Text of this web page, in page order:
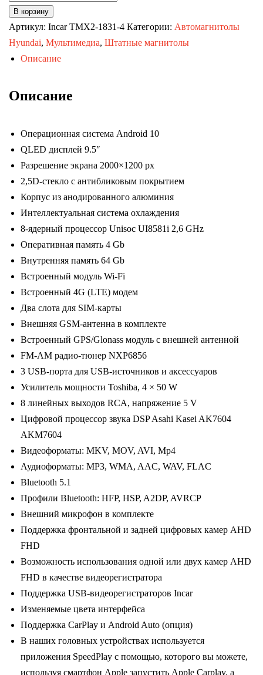
товара
Автомагнитола
KIA
Carens
(MAXIMUM
1831-
4)
Android
10/2000*1200,
BT,
wi-
fi,
4G
LTE,
DSP,
4-
64Gb,
9.5"
В корзину
Артикул: Incar TMX2-1831-4 Категории: Автомагнитолы
Hyundai, Мультимедиа, Штатные магнитолы
Описание
Описание
Операционная система Android 10
QLED дисплей 9.5″
Разрешение экрана 2000×1200 px
2,5D-стекло с антибликовым покрытием
Корпус из анодированного алюминия
Интеллектуальная система охлаждения
8-ядерный процессор Unisoc UI8581i 2,6 GHz
Оперативная память 4 Gb
Внутренняя память 64 Gb
Встроенный модуль Wi-Fi
Встроенный 4G (LTE) модем
Два слота для SIM-карты
Внешняя GSM-антенна в комплекте
Встроенный GPS/Glonass модуль с внешней антенной
FM-AM радио-тюнер NXP6856
3 USB-порта для USB-источников и аксессуаров
Усилитель мощности Toshiba, 4 × 50 W
8 линейных выходов RCA, напряжение 5 V
Цифровой процессор звука DSP Asahi Kasei AK7604
AKM7604
Видеоформаты: MKV, MOV, AVI, Mp4
Аудиоформаты: MP3, WMA, AAC, WAV, FLAC
Bluetooth 5.1
Профили Bluetooth: HFP, HSP, A2DP, AVRCP
Внешний микрофон в комплекте
Поддержка фронтальной и задней цифровых камер AHD
FHD
Возможность использования одной или двух камер AHD
FHD в качестве видеорегистратора
Поддержка USB-видеорегистраторов Incar
Изменяемые цвета интерфейса
Поддержка CarPlay и Android Auto (опция)
В наших головных устройствах используется
приложения SpeedPlay с помощью, которого вы можете,
используя смартфон Apple запустить Apple Carplay, а